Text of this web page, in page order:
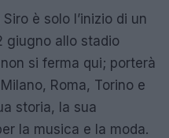
è solo l’inizio di un
giugno allo stadio
si ferma qui; porterà
Roma, Torino e
storia, la sua
la musica e la moda.